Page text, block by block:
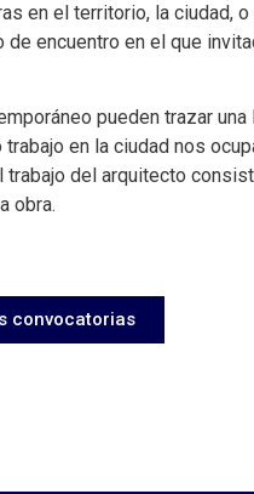
en el territorio, la ciudad,
encuentro en el que
pueden trazar
en la ciudad nos
del arquitecto
obra.
convocatorias